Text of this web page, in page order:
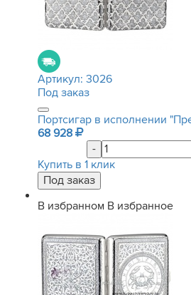
Артикул: 3026
Под заказ
Портсигар в исполнении
68 928
-
Купить в 1 клик
В избранном В избранное